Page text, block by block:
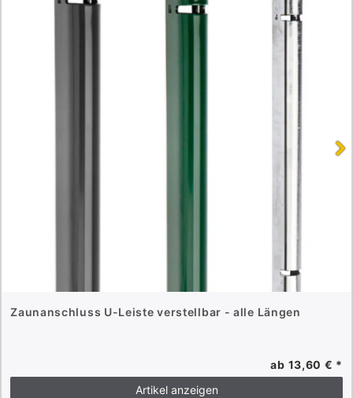
Zaunanschluss U-Leiste verstellbar - alle Längen
ab 13,60 € *
Artikel anzeigen